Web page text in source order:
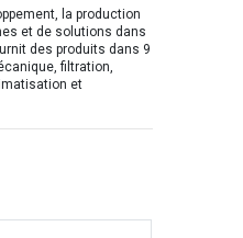
la production
et de solutions dans
des produits dans 9
filtration,
et